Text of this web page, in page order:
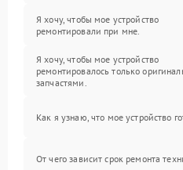
Я хочу, чтобы мое устройство
ремонтировали при мне.
Я хочу, чтобы мое устройство
ремонтировалось только
запчастями.
Как я узнаю, что мое устройство
От чего зависит срок ремонта